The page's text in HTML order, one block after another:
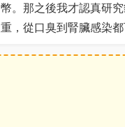
。那之後我才認真研
，從口臭到腎臟感染都